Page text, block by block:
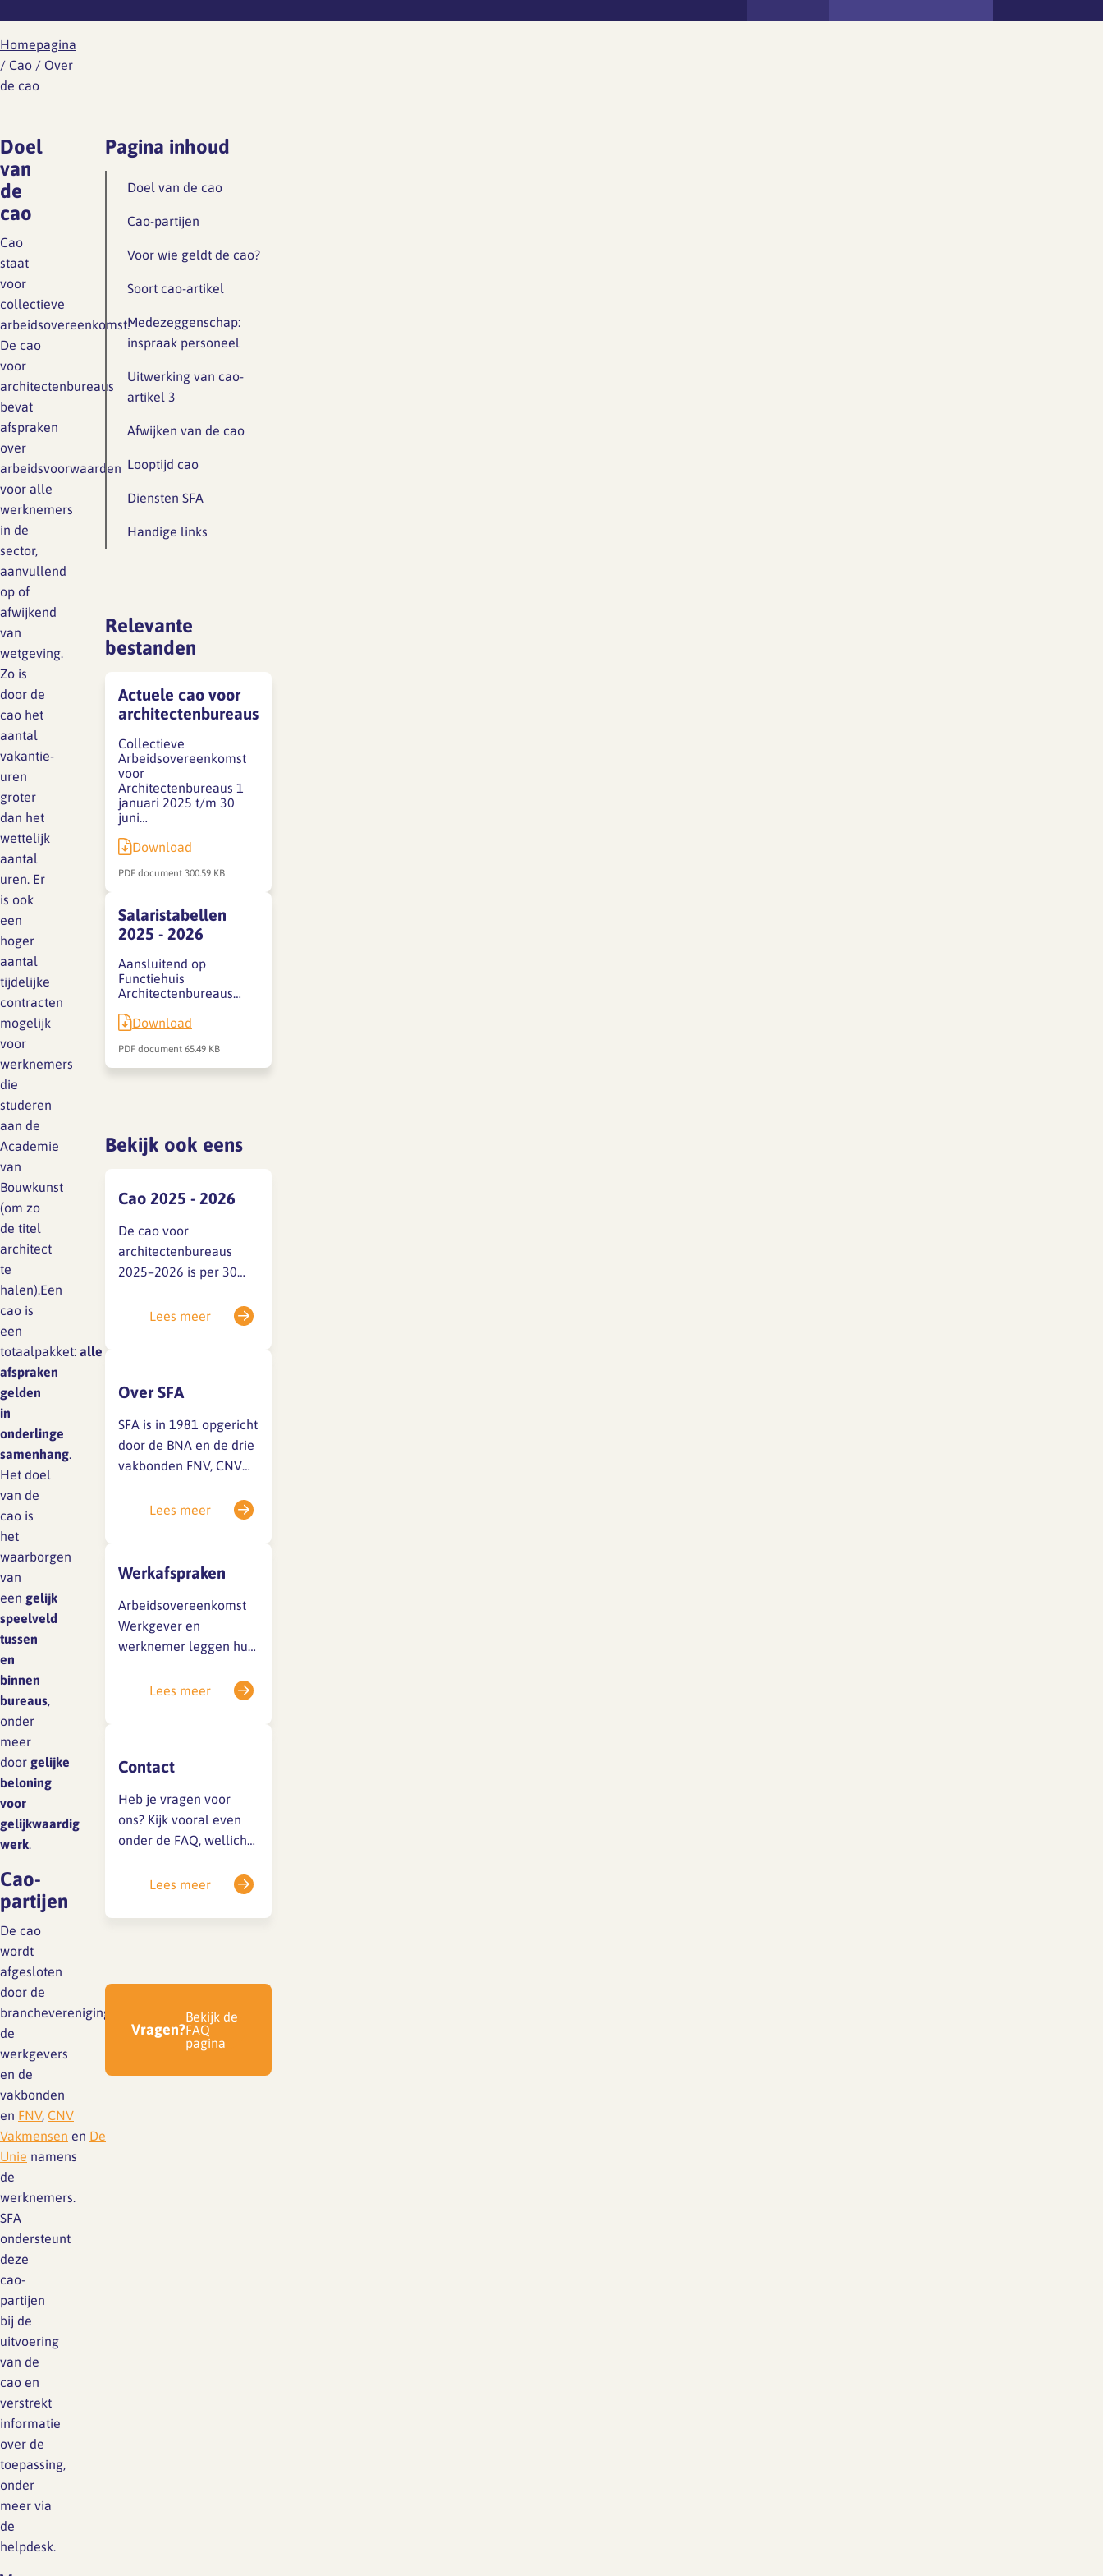
Verlof
Modelcontracten
Personeelshandboek
Verzuim en verlof
vakantie-uren
Ziekte en vakantie
Overzicht regelingen cao-
verlof
Lief en leed
Branche analyse en
onderzoek
Rapport Arbeidszaken 2025
Rapport Arbeidszaken 2024
Rapport Arbeidszaken 2023
Sectoranalyse
Jaarrapportage
Ontwerpsector 2025
SFA magazine The Human
Factor
Boekentips
Podcasttips
Wat is er aan de hand
Wat kun je doen
Werkdruk
Wat is er aan de hand
Wat kun je doen
Wetgeving
Ongewenst gedrag
Vertrouwenspersoon
Handreikingen
Kantooromgeving
Maatregelen
Homepagina
/ Cao / Over
de cao
Doel
van
de
cao
Cao
staat
voor
collectieve
arbeidsovereenkomst.
De cao
voor
architectenbureaus
bevat
afspraken
over
arbeidsvoorwaarden
voor alle
werknemers
in de
sector,
aanvullend
op of
afwijkend
van
wetgeving.
Zo is
door de
cao het
aantal
vakantie-
uren
groter
dan het
wettelijk
aantal
uren. Er
is ook
een
hoger
aantal
tijdelijke
contracten
mogelijk
voor
werknemers
die
studeren
aan de
Academie
van
Bouwkunst
(om zo
de titel
architect
te
halen).Een
cao is
een
totaalpakket: alle
afspraken
gelden
in
onderlinge
samenhang.
Het doel
van de
cao is
het
waarborgen
van
een gelijk
speelveld
tussen
en
binnen
bureaus,
onder
meer
door gelijke
beloning
voor
gelijkwaardig
werk.
Cao-
partijen
De cao
wordt
afgesloten
door de
branchevereniging
namens
de
werkgevers
en de
vakbonden
en FNV, CNV
Vakmensen en De
Unie namens
de
werknemers.
SFA
ondersteunt
deze
cao-
partijen
bij de
uitvoering
van de
cao en
verstrekt
informatie
over de
toepassing,
onder
meer via
de
helpdesk.
Pagina inhoud
Doel van de cao
Cao-partijen
Voor wie geldt de cao?
Soort cao-artikel
Medezeggenschap:
inspraak personeel
Uitwerking van cao-
artikel 3
Afwijken van de cao
Looptijd cao
Diensten SFA
Handige links
Relevante
bestanden
Actuele cao voor
architectenbureaus
Collectieve
Arbeidsovereenkomst
voor
Architectenbureaus 1
januari 2025 t/m 30
juni…
Download
PDF document 300.59 KB
Salaristabellen
2025 - 2026
Aansluitend op
Functiehuis
Architectenbureaus…
Download
PDF document 65.49 KB
Bekijk ook eens
Cao 2025 - 2026
De cao voor
architectenbureaus
2025–2026 is per 30
plaatsgevonden.
maar de gesprekken
zijn in volle gang. Zodra
er meer duidelijkheid is,
deze…
Lees meer
Over SFA
SFA is in 1981 opgericht
door de BNA en de drie
vakbonden FNV, CNV
werkgevers en
ondersteunen bij
arbeidsvoorwaarden, -
markt en -
omstandigheden. SFA
onafhankelijke positie
Lees meer
Werkafspraken
Arbeidsovereenkomst
Werkgever en
werknemer leggen hun
schriftelijke
onbepaalde tijd worden
bepaalt welke
gegevens minimaal in
het contract moeten
salaris, arbeidsduur,
Lees meer
Contact
Heb je vragen voor
ons? Kijk vooral even
onder de FAQ, wellicht
antwoord al. Of stel je
contactformulier. "*"
Lees meer
Vragen?
Bekijk de
FAQ
pagina